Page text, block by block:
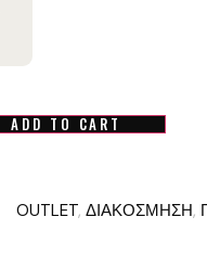
ADD TO CART
OUTLET,ΔΙΑΚΟΣΜΗΣΗ,